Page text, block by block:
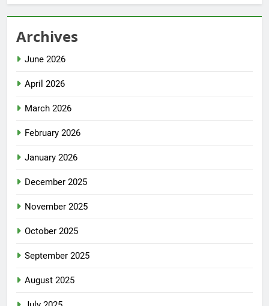
Archives
June 2026
April 2026
March 2026
February 2026
January 2026
December 2025
November 2025
October 2025
September 2025
August 2025